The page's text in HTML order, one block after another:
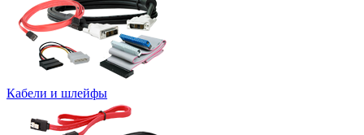
Кабели и шлейфы